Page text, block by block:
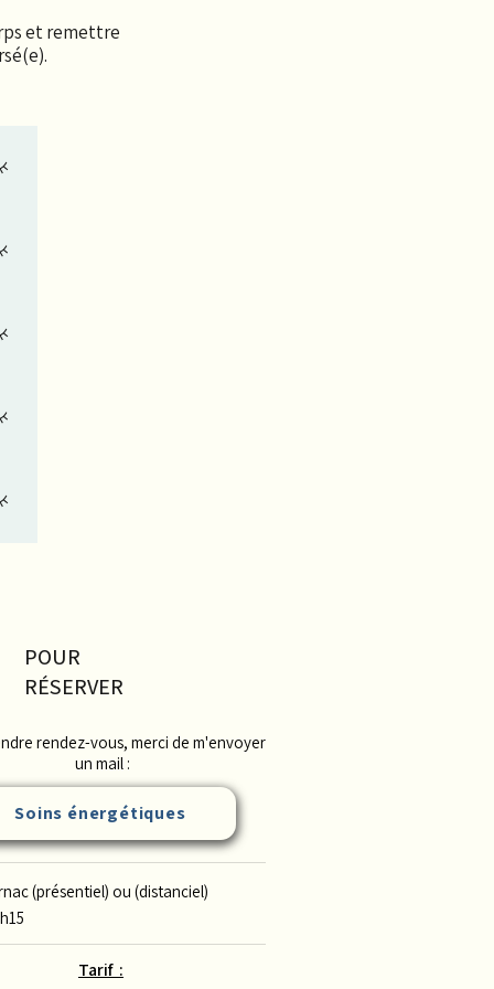
et remettre
POUR
RÉSERVER
rendez-vous, merci de m'envoyer
un mail :
Soins énergétiques
(présentiel) ou (distanciel)
Tarif :